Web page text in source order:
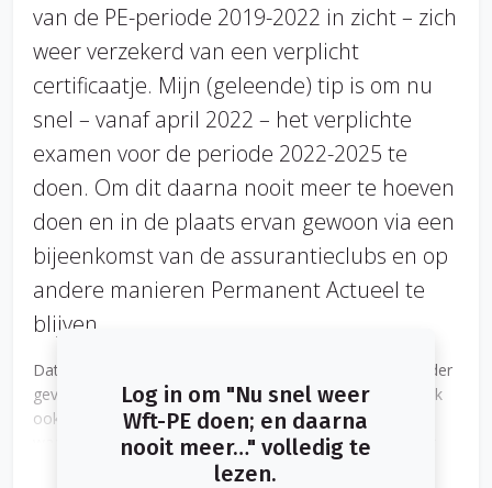
van de PE-periode 2019-2022 in zicht – zich
weer verzekerd van een verplicht
certificaatje. Mijn (geleende) tip is om nu
snel – vanaf april 2022 – het verplichte
examen voor de periode 2022-2025 te
doen. Om dit daarna nooit meer te hoeven
doen en in de plaats ervan gewoon via een
bijeenkomst van de assurantieclubs en op
andere manieren Permanent Actueel te
blijven.
Dat veel Wft-gediplomeerden hun PE deden, kwam in ieder
geval in mijn LinkedIn-tijdlijn veelvuldig langs. En dat bleek
ook bij de AMpodcast ‘De Assurantieclub’, aflevering 3,
waarin ik met redacteur Alexandra Meijer in gesprek ging
over PE en PA. Deze aflevering 3 is nog te beluisteren via:
Log in om "Nu snel weer
Wft-PE doen; en daarna
nooit meer…" volledig te
lezen.